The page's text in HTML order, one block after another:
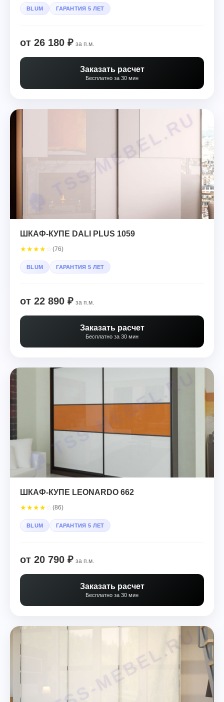
BLUM ГАРАНТИЯ 5 ЛЕТ
от 26 180 ₽ за п.м.
Заказать расчет
Бесплатно за 30 мин
ШКАФ-КУПЕ DALI PLUS 1059
★★★★ (76)
BLUM ГАРАНТИЯ 5 ЛЕТ
от 22 890 ₽ за п.м.
Заказать расчет
Бесплатно за 30 мин
ШКАФ-КУПЕ LEONARDO 662
★★★★ (86)
BLUM ГАРАНТИЯ 5 ЛЕТ
от 20 790 ₽ за п.м.
Заказать расчет
Бесплатно за 30 мин